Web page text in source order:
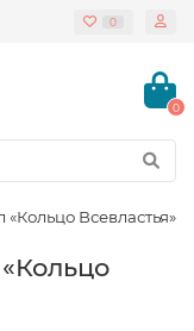
0
0
Всевластья»